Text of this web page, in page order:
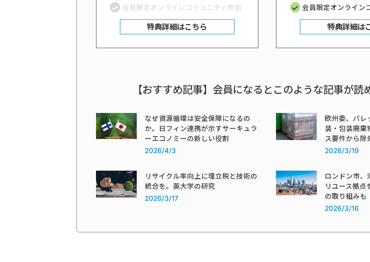
会員限定オンラインコミュニティ参加
特典詳細はこちら
会員限定オンライン
特典詳細は
【おすすめ記事】会員になるとこのような記事が読
なぜ資源循環は安全保障になるの
か。日フィン連携が示すサーキュラ
ーエコノミーの新しい役割
2026/4/3
欧州委、パレ
装・包装廃棄
ス要件から除
2026/3/19
リサイクル率向上に埋立税と技術の
統合を。英大学の研究
2026/3/17
ロンドン市、
リユース拠点
の取り組みも
2026/3/16